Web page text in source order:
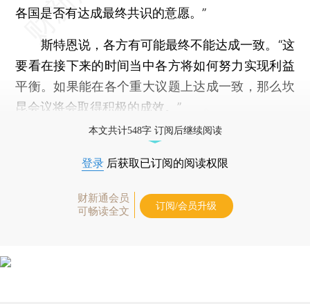
各国是否有达成最终共识的意愿。”
斯特恩说，各方有可能最终不能达成一致。“这
要看在接下来的时间当中各方将如何努力实现利益
平衡。如果能在各个重大议题上达成一致，那么坎
昆会议将会取得积极的成效。”
本文共计548字 订阅后继续阅读
登录 后获取已订阅的阅读权限
财新通会员
可畅读全文
订阅/会员升级